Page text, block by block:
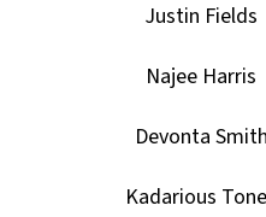
Justin Fields
Najee Harris
Devonta
Kadarious